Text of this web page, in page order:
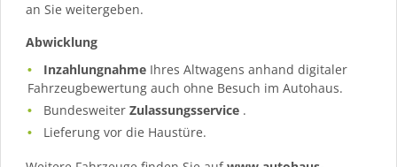
an Sie weitergeben.
Abwicklung
Inzahlungnahme Ihres Altwagens anhand digitaler
Fahrzeugbewertung auch ohne Besuch im Autohaus.
BundesweiterZulassungsservice .
Lieferung vor die Haustüre.